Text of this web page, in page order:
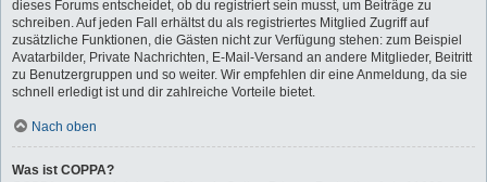
dieses Forums entscheidet, ob du registriert sein musst, um Beiträge zu
schreiben. Auf jeden Fall erhältst du als registriertes Mitglied Zugriff auf
zusätzliche Funktionen, die Gästen nicht zur Verfügung stehen: zum Beispiel
Avatarbilder, Private Nachrichten, E-Mail-Versand an andere Mitglieder, Beitritt
zu Benutzergruppen und so weiter. Wir empfehlen dir eine Anmeldung, da sie
schnell erledigt ist und dir zahlreiche Vorteile bietet.
Nach oben
Was ist COPPA?